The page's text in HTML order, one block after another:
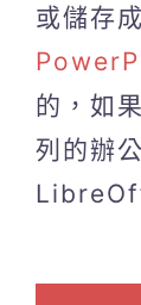
或儲存
的，如
列的辦